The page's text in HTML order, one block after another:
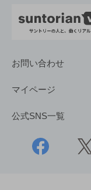
お問い合わせ
マイページ
公式SNS一覧